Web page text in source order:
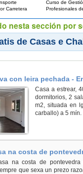
por
Carretera
Curso de
Profesionales
de Casas e
con leira pechada -
Casa a estrear,
dormitorios, 2
m2, situada en
carballo) a 5
na costa de
na costa de
que sexa un prezo
nesta sección por